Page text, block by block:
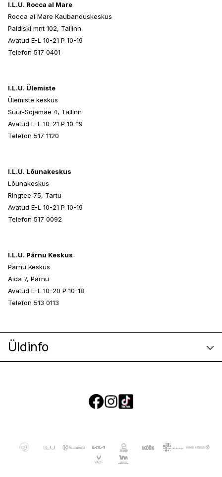
I.L.U. Rocca al Mare
Rocca al Mare Kaubanduskeskus
Paldiski mnt 102, Tallinn
Avatud E-L 10-21 P 10-19
Telefon 517 0401
I.L.U. Ülemiste
Ülemiste keskus
Suur-Sõjamäe 4, Tallinn
Avatud E-L 10-21 P 10-19
Telefon 517 1120
I.L.U. Lõunakeskus
Lõunakeskus
Ringtee 75, Tartu
Avatud E-L 10-21 P 10-19
Telefon 517 0092
I.L.U. Pärnu Keskus
Pärnu Keskus
Aida 7, Pärnu
Avatud E-L 10-20 P 10-18
Telefon 513 0113
Üldinfo